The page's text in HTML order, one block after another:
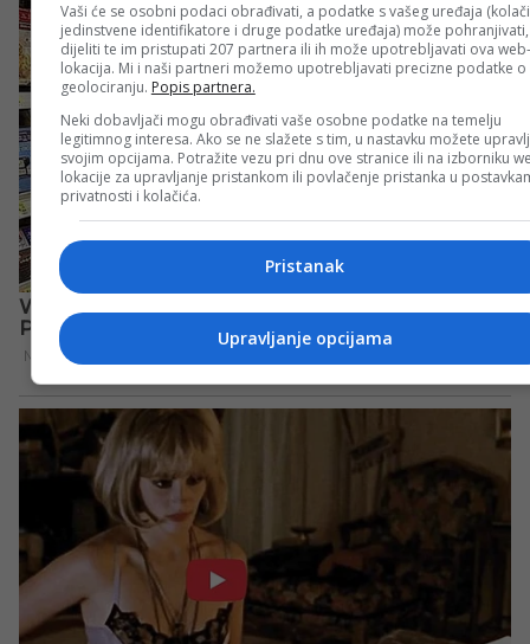
Vaši će se osobni podaci obrađivati, a podatke s vašeg uređaja
jedinstvene identifikatore i druge podatke uređaja) može pohranjivati,
dijeliti te im pristupati 207 partnera ili ih može upotrebljavati ova web-
lokacija. Mi i naši partneri možemo upotrebljavati precizne podatke o
geolociranju. Popis partnera.
Neki dobavljači mogu obrađivati vaše osobne podatke na temelju
legitimnog interesa. Ako se ne slažete s tim, u nastavku možete
svojim opcijama. Potražite vezu pri dnu ove stranice ili na izborniku
lokacije za upravljanje pristankom ili povlačenje pristanka u
privatnosti i kolačića.
Pristanak
Upravljanje opcijama